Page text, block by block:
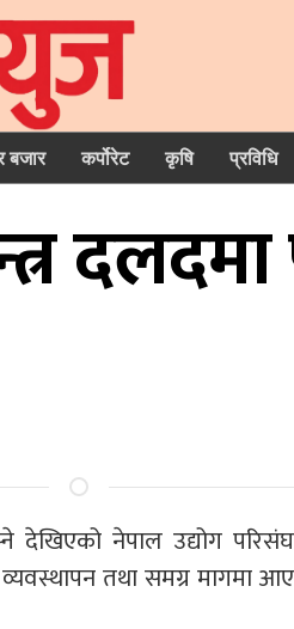
बजार कर्पोरेट कृषि प्रविधि
देखिएको नेपाल उद्योग
तथा समग्र